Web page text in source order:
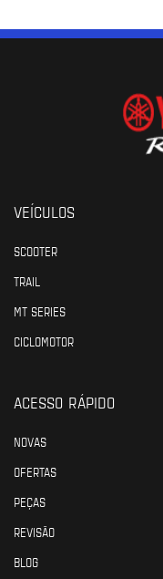
VEÍCULOS
SCOOTER
TRAIL
MT SERIES
CICLOMOTOR
ACESSO RÁPIDO
NOVAS
OFERTAS
PEÇAS
REVISÃO
BLOG